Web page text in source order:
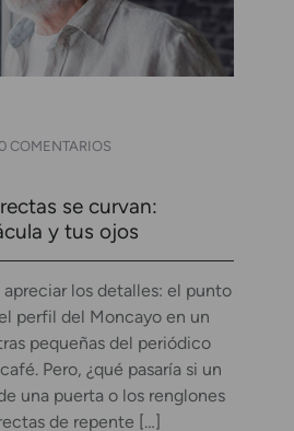
COMENTARIOS
se curvan:
y tus ojos
apreciar los detalles: el punto
perfil del Moncayo en un
pequeñas del periódico
Pero, ¿qué pasaría si un
una puerta o los renglones
de repente […]